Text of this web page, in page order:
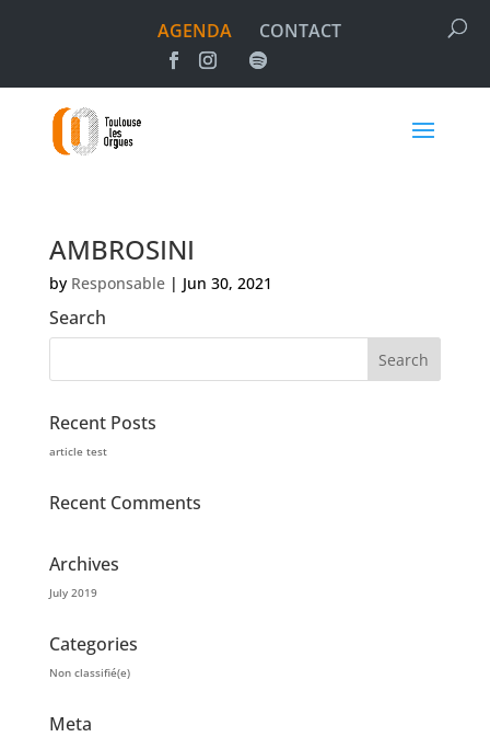
AGENDA CONTACT
AMBROSINI
by Responsable| Jun 30, 2021
Search
Recent Posts
article test
Recent Comments
Archives
July 2019
Categories
Non classifié(e)
Meta